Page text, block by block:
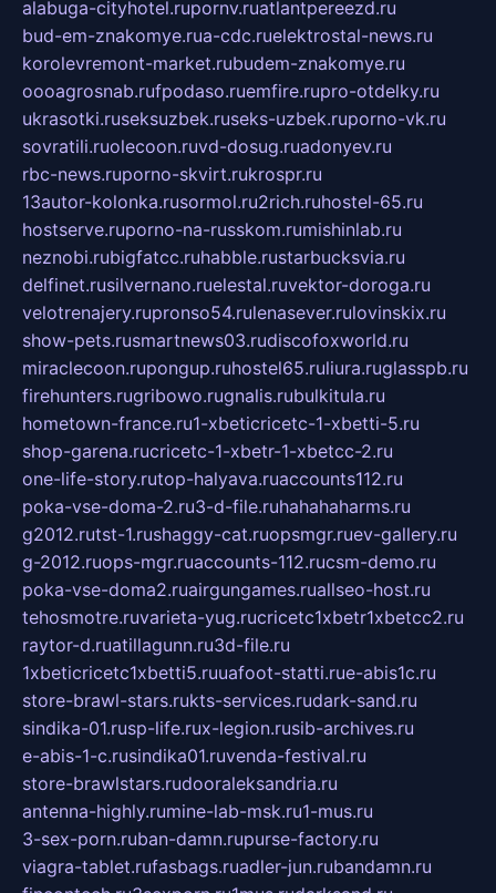
alabuga-cityhotel.rupornv.ruatlantpereezd.ru
bud-em-znakomye.rua-cdc.ruelektrostal-news.ru
korolevremont-market.rubudem-znakomye.ru
oooagrosnab.rufpodaso.ruemfire.rupro-otdelky.ru
ukrasotki.ruseksuzbek.ruseks-uzbek.ruporno-vk.ru
sovratili.ruolecoon.ruvd-dosug.ruadonyev.ru
rbc-news.ruporno-skvirt.rukrospr.ru
13autor-kolonka.rusormol.ru2rich.ruhostel-65.ru
hostserve.ruporno-na-russkom.rumishinlab.ru
neznobi.rubigfatcc.ruhabble.rustarbucksvia.ru
delfinet.rusilvernano.ruelestal.ruvektor-doroga.ru
velotrenajery.rupronso54.rulenasever.rulovinskix.ru
show-pets.rusmartnews03.rudiscofoxworld.ru
miraclecoon.rupongup.ruhostel65.ruliura.ruglasspb.ru
firehunters.rugribowo.rugnalis.rubulkitula.ru
hometown-france.ru1-xbeticricetc-1-xbetti-5.ru
shop-garena.rucricetc-1-xbetr-1-xbetcc-2.ru
one-life-story.rutop-halyava.ruaccounts112.ru
poka-vse-doma-2.ru3-d-file.ruhahahaharms.ru
g2012.rutst-1.rushaggy-cat.ruopsmgr.ruev-gallery.ru
g-2012.ruops-mgr.ruaccounts-112.rucsm-demo.ru
poka-vse-doma2.ruairgungames.ruallseo-host.ru
tehosmotre.ruvarieta-yug.rucricetc1xbetr1xbetcc2.ru
raytor-d.ruatillagunn.ru3d-file.ru
1xbeticricetc1xbetti5.ruuafoot-statti.rue-abis1c.ru
store-brawl-stars.rukts-services.rudark-sand.ru
sindika-01.rusp-life.rux-legion.rusib-archives.ru
e-abis-1-c.rusindika01.ruvenda-festival.ru
store-brawlstars.rudooraleksandria.ru
antenna-highly.rumine-lab-msk.ru1-mus.ru
3-sex-porn.ruban-damn.rupurse-factory.ru
viagra-tablet.rufasbags.ruadler-jun.rubandamn.ru